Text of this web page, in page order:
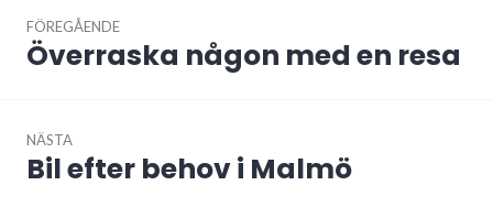
FÖREGÅENDE
Föregående
Överraska någon med en resa
NÄSTA
Nästa
Bil efter behov i Malmö